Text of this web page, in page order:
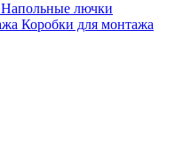
Напольные лючки
Коробки для монтажа